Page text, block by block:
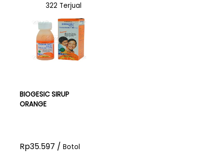
322 Terjual
BIOGESIC SIRUP
ORANGE
Rp35.597 / Botol